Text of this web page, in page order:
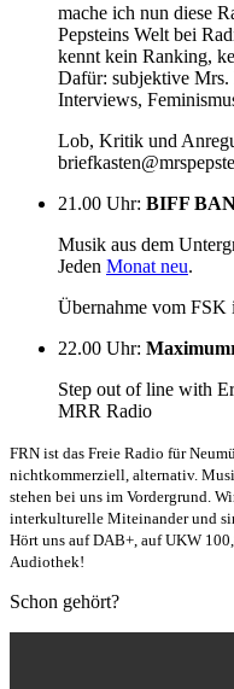
mache ich nun diese
Pepsteins Welt bei
kennt kein Ranking,
Dafür: subjektive Mrs.
Interviews,
Lob, Kritik und
21.00 Uhr: BIFF
Musik aus dem
Jeden Monat neu.
Übernahme vom FSK
22.00 Uhr:
Step out of line with
MRR Radio
FRN ist das Freie Radio für
nichtkommerziell, alternativ.
stehen bei uns im Vordergrund.
interkulturelle Miteinander und
Hört uns auf DAB+, auf UKW
Audiothek!
Schon gehört?